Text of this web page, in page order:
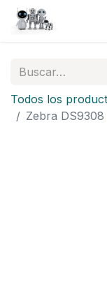
Todos los
Zebra